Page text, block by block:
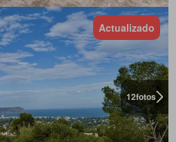
12fotos
Actualizado